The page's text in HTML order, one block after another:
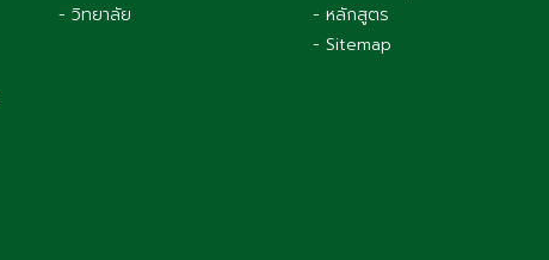
- วิทยาลัย
- หลักสูตร
- Sitemap